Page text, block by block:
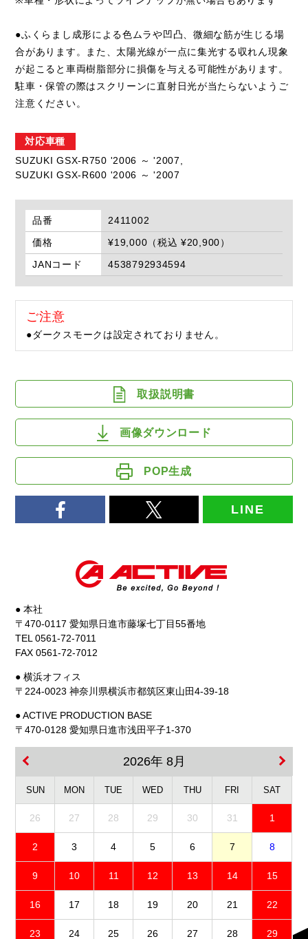
●ふくらまし成形による色ムラや凹凸、微細な筋が生じる場
合があります。また、太陽光線が一点に集光する収れん現象
が起こると車両樹脂部分に損傷を与える可能性があります。
駐車・保管の際はスクリーンに直射日光が当たらないようご
注意ください。
対応車種
SUZUKI GSX-R750 '2006 ～ '2007,
SUZUKI GSX-R600 '2006 ～ '2007
品番
2411002
価格
¥19,000（税込 ¥20,900）
JANコード
4538792934594
ご注意
●ダークスモークは設定されておりません。
取扱説明書
画像ダウンロード
POP生成
LINE
● 本社
〒470-0117 愛知県日進市藤塚七丁目55番地
TEL 0561-72-7011
FAX 0561-72-7012
● 横浜オフィス
〒224-0023 神奈川県横浜市都筑区東山田4-39-18
● ACTIVE PRODUCTION BASE
〒470-0128 愛知県日進市浅田平子1-370
2026年 8月
SUN MON TUE WED THU FRI SAT
26 27 28 29 30 31 1
2 3 4 5 6 7 8
9 10 11 12 13 14 15
16 17 18 19 20 21 22
23 24 25 26 27 28 29